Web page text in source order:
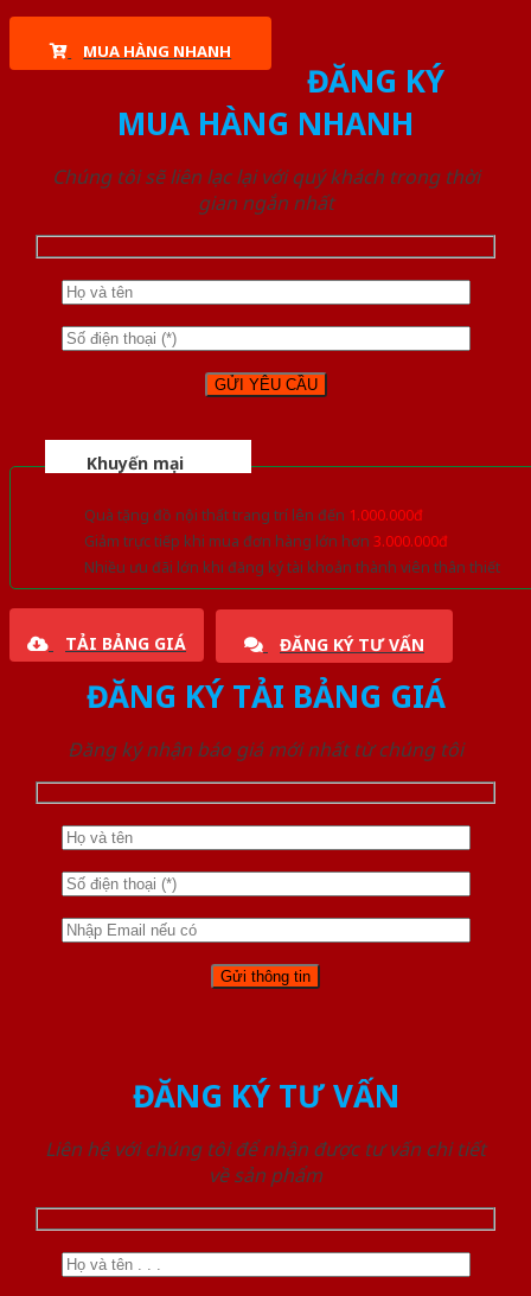
MUA HÀNG NHANH
ĐĂNG KÝ
MUA HÀNG NHANH
Chúng tôi sẽ liên lạc lại với quý khách trong thời
gian ngắn nhất
Khuyến mại
Quà tặng đồ nội thất trang trí lên đến 1.000.000đ
Giảm trực tiếp khi mua đơn hàng lớn hơn 3.000.000đ
Nhiều ưu đãi lớn khi đăng ký tài khoản thành viên thân thiết
TẢI BẢNG GIÁ ĐĂNG KÝ TƯ VẤN
ĐĂNG KÝ TẢI BẢNG GIÁ
Đăng ký nhận báo giá mới nhất từ chúng tôi
ĐĂNG KÝ TƯ VẤN
Liên hệ với chúng tôi để nhận được tư vấn chi tiết
về sản phẩm